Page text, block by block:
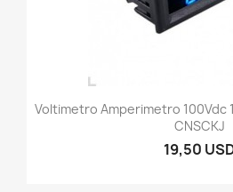
Voltimetro Amperimetro 100Vdc
CNSCKJ
19,50